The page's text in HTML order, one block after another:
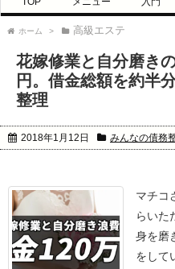
ホーム > 高級エステ
花嫁修業と自分磨き
円。借金総額を約半
整理
2018年1月12日 みんなの債務
マチコ
らいた
身を磨
をして